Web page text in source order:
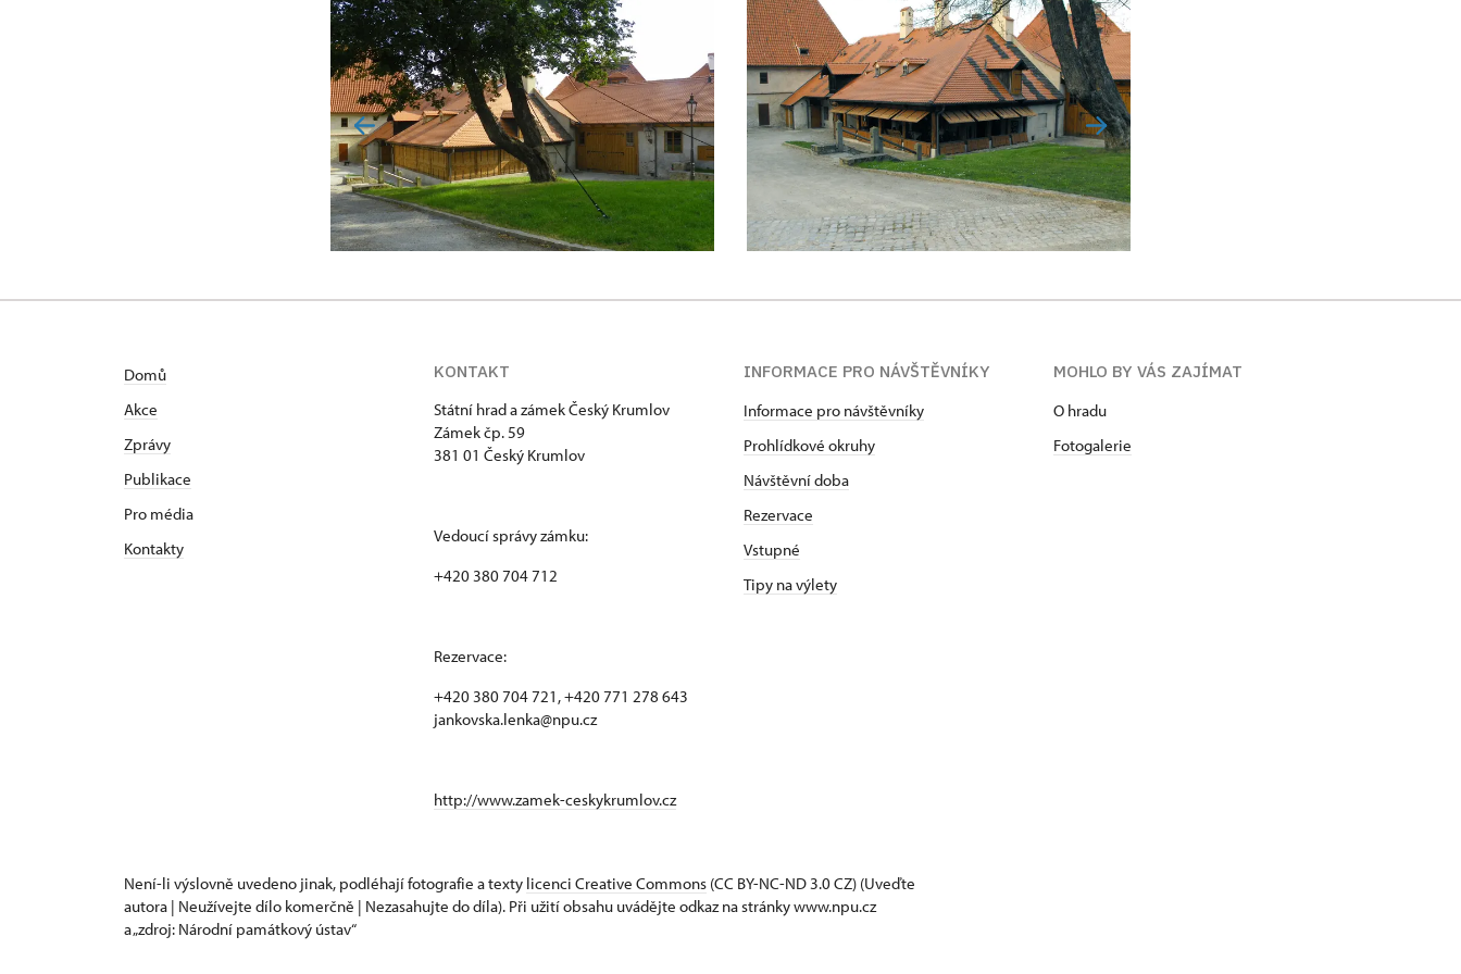
Domů
Akce
Zprávy
Publikace
Pro média
Kontakty
KONTAKT
Státní hrad a zámek Český Krumlov
Zámek čp. 59
381 01 Český Krumlov
Vedoucí správy zámku:
+420 380 704 712
Rezervace:
+420 380 704 721, +420 771 278 643
jankovska.lenka@npu.cz
http://www.zamek-ceskykrumlov.cz
INFORMACE PRO NÁVŠTĚVNÍKY
Informace pro návštěvníky
Prohlídkové okruhy
Návštěvní doba
Rezervace
Vstupné
Tipy na výlety
MOHLO BY VÁS ZAJÍMAT
O hradu
Fotogalerie
Není-li výslovně uvedeno jinak, podléhají fotografie a texty licenci Creative Commons (CC BY-NC-ND 3.0 CZ) (Uveďte
autora | Neužívejte dílo komerčně | Nezasahujte do díla). Při užití obsahu uvádějte odkaz na stránky www.npu.cz
a „zdroj: Národní památkový ústav“